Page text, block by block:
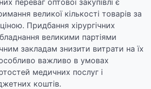
переваг оптової закупівлі є
великої кількості товарів за
Придбання хірургічних
великими партіями
закладам знизити витрати на їх
важливо в умовах
медичних послуг і
коштів.